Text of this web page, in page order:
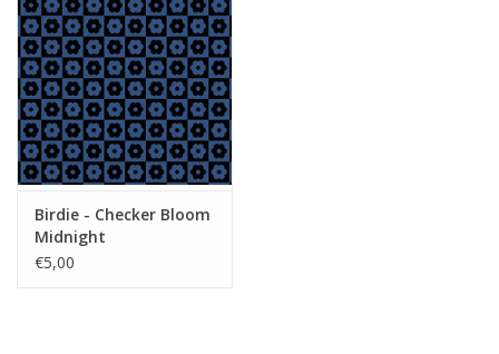
Birdie - Checker Bloom
Midnight
€5,00